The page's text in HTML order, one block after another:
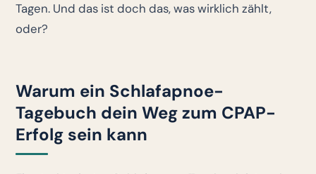
Tagen. Und das ist doch das, was wirklich zählt,
oder?
Warum ein Schlafapnoe-
Tagebuch dein Weg zum CPAP-
Erfolg sein kann